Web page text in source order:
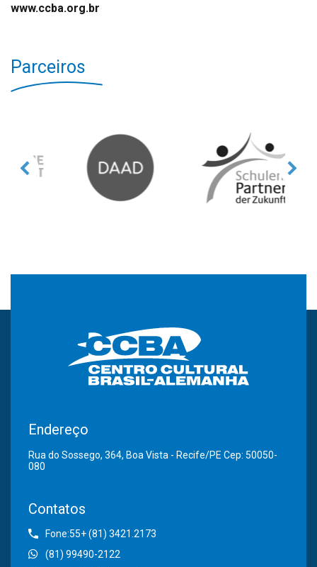
www.ccba.org.br
Parceiros
Endereço
Rua do Sossego, 364, Boa Vista - Recife/PE Cep: 50050-
080
Contatos
Fone:55+ (81) 3421.2173
(81) 99490-2122